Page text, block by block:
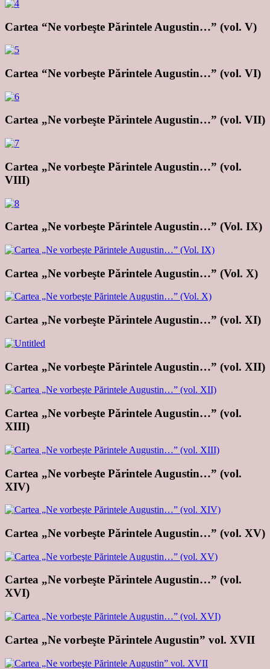
Cartea “Ne vorbeşte Părintele Augustin…” (vol. V)
Cartea “Ne vorbeşte Părintele Augustin…” (vol. VI)
Cartea „Ne vorbeşte Părintele Augustin…” (vol. VII)
Cartea „Ne vorbeşte Părintele Augustin…” (vol.
VIII)
Cartea „Ne vorbeşte Părintele Augustin…” (Vol. IX)
Cartea „Ne vorbeşte Părintele Augustin…” (Vol. X)
Cartea „Ne vorbeşte Părintele Augustin…” (vol. XI)
Cartea „Ne vorbeşte Părintele Augustin…” (vol. XII)
Cartea „Ne vorbeşte Părintele Augustin…” (vol.
XIII)
Cartea „Ne vorbeşte Părintele Augustin…” (vol.
XIV)
Cartea „Ne vorbeşte Părintele Augustin…” (vol. XV)
Cartea „Ne vorbeşte Părintele Augustin…” (vol.
XVI)
Cartea „Ne vorbeşte Părintele Augustin” vol. XVII